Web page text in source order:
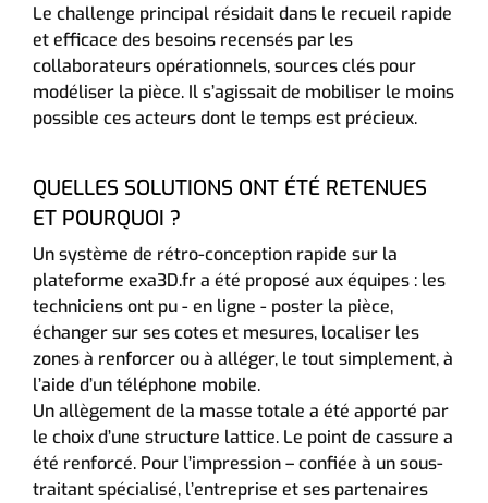
Le challenge principal résidait dans le recueil rapide
et efficace des besoins recensés par les
collaborateurs opérationnels, sources clés pour
modéliser la pièce. Il s’agissait de mobiliser le moins
possible ces acteurs dont le temps est précieux.
QUELLES SOLUTIONS ONT ÉTÉ RETENUES
ET POURQUOI ?
Un système de rétro-conception rapide sur la
plateforme exa3D.fr a été proposé aux équipes : les
techniciens ont pu - en ligne - poster la pièce,
échanger sur ses cotes et mesures, localiser les
zones à renforcer ou à alléger, le tout simplement, à
l’aide d’un téléphone mobile.
Un allègement de la masse totale a été apporté par
le choix d’une structure lattice. Le point de cassure a
été renforcé. Pour l’impression – confiée à un sous-
traitant spécialisé, l’entreprise et ses partenaires